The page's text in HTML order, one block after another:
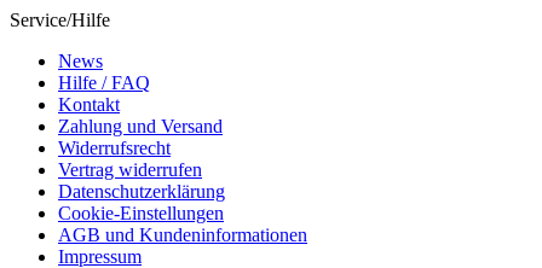
Service/Hilfe
News
Hilfe / FAQ
Kontakt
Zahlung und Versand
Widerrufsrecht
Vertrag widerrufen
Datenschutzerklärung
Cookie-Einstellungen
AGB und Kundeninformationen
Impressum